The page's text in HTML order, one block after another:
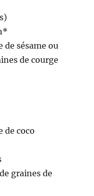
de sésame ou
de courge
de coco
graines de